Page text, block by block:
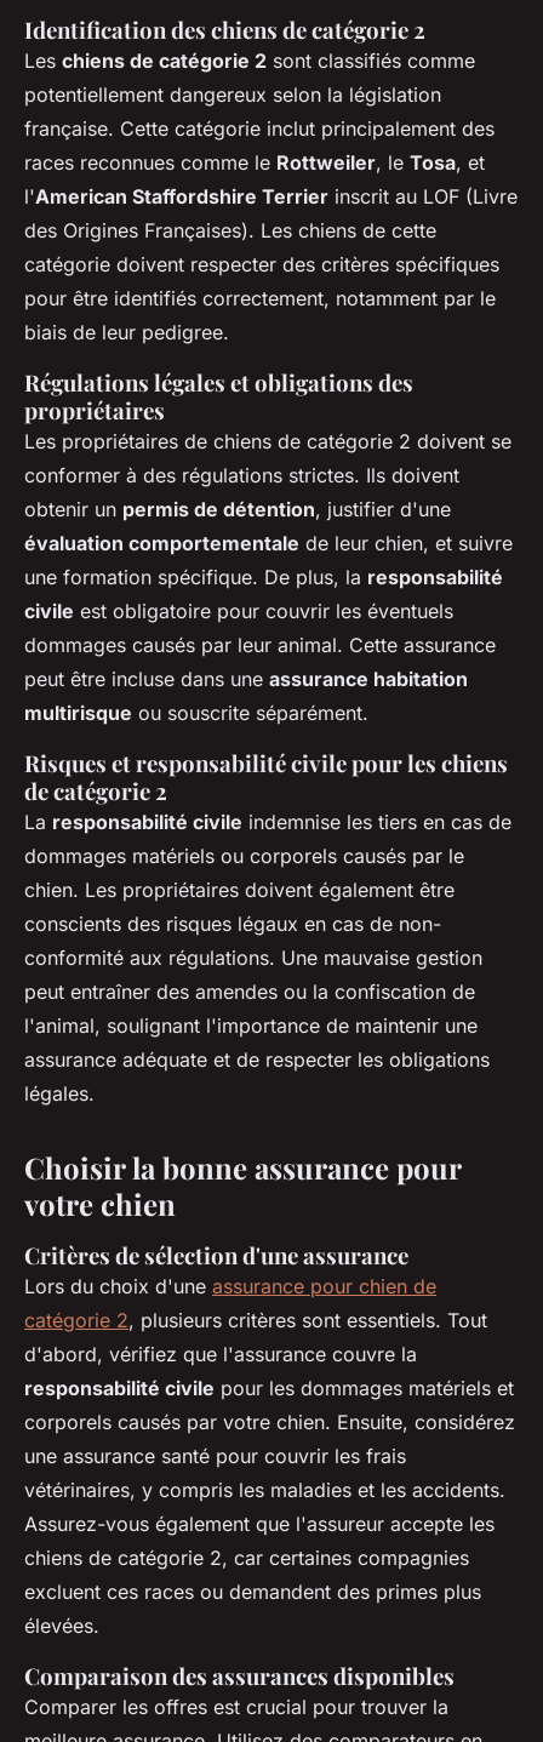
Identification des chiens de catégorie 2
Les chiens de catégorie 2 sont classifiés comme
potentiellement dangereux selon la législation
française. Cette catégorie inclut principalement des
races reconnues comme le Rottweiler, le Tosa, et
l'American Staffordshire Terrier inscrit au LOF (Livre
des Origines Françaises). Les chiens de cette
catégorie doivent respecter des critères spécifiques
pour être identifiés correctement, notamment par le
biais de leur pedigree.
Régulations légales et obligations des
propriétaires
Les propriétaires de chiens de catégorie 2 doivent se
conformer à des régulations strictes. Ils doivent
obtenir un permis de détention, justifier d'une
évaluation comportementale de leur chien, et suivre
une formation spécifique. De plus, la responsabilité
civile est obligatoire pour couvrir les éventuels
dommages causés par leur animal. Cette assurance
peut être incluse dans une assurance habitation
multirisque ou souscrite séparément.
Risques et responsabilité civile pour les chiens
de catégorie 2
La responsabilité civile indemnise les tiers en cas de
dommages matériels ou corporels causés par le
chien. Les propriétaires doivent également être
conscients des risques légaux en cas de non-
conformité aux régulations. Une mauvaise gestion
peut entraîner des amendes ou la confiscation de
l'animal, soulignant l'importance de maintenir une
assurance adéquate et de respecter les obligations
légales.
Choisir la bonne assurance pour
votre chien
Critères de sélection d'une assurance
Lors du choix d'une assurance pour chien de
catégorie 2, plusieurs critères sont essentiels. Tout
d'abord, vérifiez que l'assurance couvre la
responsabilité civile pour les dommages matériels et
corporels causés par votre chien. Ensuite, considérez
une assurance santé pour couvrir les frais
vétérinaires, y compris les maladies et les accidents.
Assurez-vous également que l'assureur accepte les
chiens de catégorie 2, car certaines compagnies
excluent ces races ou demandent des primes plus
élevées.
Comparaison des assurances disponibles
Comparer les offres est crucial pour trouver la